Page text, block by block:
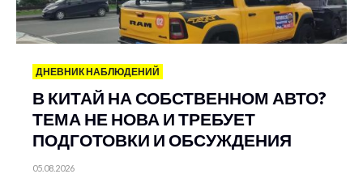
ДНЕВНИК НАБЛЮДЕНИЙ
В КИТАЙ НА СОБСТВЕННОМ АВТО?
ТЕМА НЕ НОВА И ТРЕБУЕТ
ПОДГОТОВКИ И ОБСУЖДЕНИЯ
05.08.2026